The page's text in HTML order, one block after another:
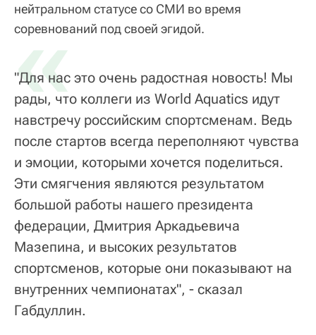
нейтральном статусе со СМИ во время
соревнований под своей эгидой.
«
"Для нас это очень радостная новость! Мы
рады, что коллеги из World Aquatics идут
навстречу российским спортсменам. Ведь
после стартов всегда переполняют чувства
и эмоции, которыми хочется поделиться.
Эти смягчения являются результатом
большой работы нашего президента
федерации, Дмитрия Аркадьевича
Мазепина, и высоких результатов
спортсменов, которые они показывают на
внутренних чемпионатах", - сказал
Габдуллин.